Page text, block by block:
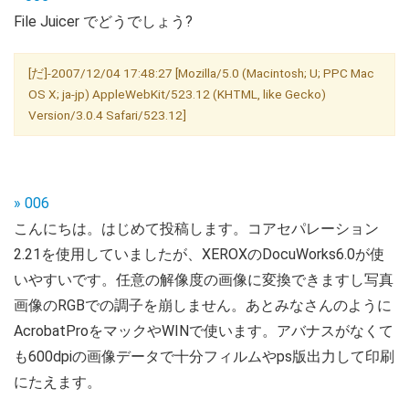
File Juicer でどうでしょう?
[だ]-2007/12/04 17:48:27 [Mozilla/5.0 (Macintosh; U; PPC Mac
OS X; ja-jp) AppleWebKit/523.12 (KHTML, like Gecko)
Version/3.0.4 Safari/523.12]
» 006
こんにちは。はじめて投稿します。コアセパレーション
2.21を使用していましたが、XEROXのDocuWorks6.0が使
いやすいです。任意の解像度の画像に変換できますし写真
画像のRGBでの調子を崩しません。あとみなさんのように
AcrobatProをマックやWINで使います。アバナスがなくて
も600dpiの画像データで十分フィルムやps版出力して印刷
にたえます。